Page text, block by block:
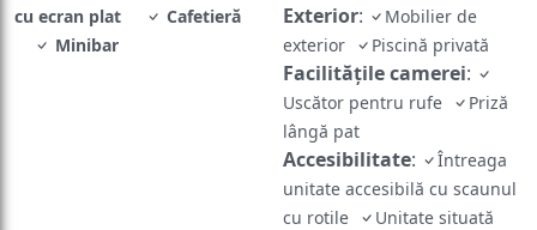
cu ecran plat
Cafetieră
Minibar
Exterior:
Mobilier de
exterior
Piscină privată
Facilităţile camerei:
Uscător pentru rufe
Priză
lângă pat
Accesibilitate:
Întreaga
unitate accesibilă cu scaunul
cu rotile
Unitate situată